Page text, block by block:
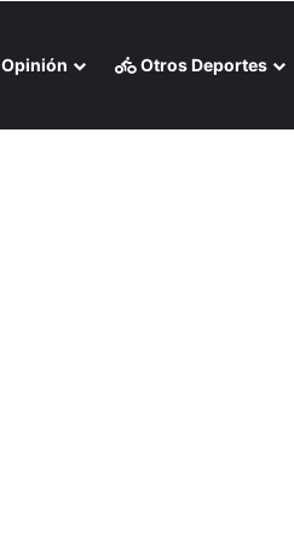
Opinión Otros Deportes